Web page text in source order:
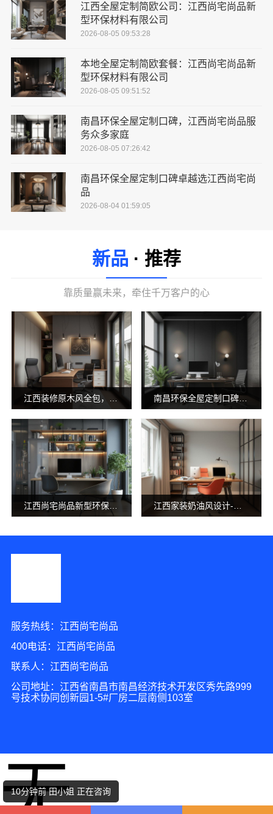
江西全屋定制简欧公司：江西尚宅尚品新
型环保材料有限公司
2026-08-05 09:53:28
本地全屋定制简欧套餐：江西尚宅尚品新
型环保材料有限公司
2026-08-05 09:51:52
南昌环保全屋定制口碑，江西尚宅尚品服
务众多家庭
2026-08-05 07:26:42
南昌环保全屋定制口碑卓越选江西尚宅尚
品
2026-08-04 01:59:05
新品 · 推荐
靠质量赢未来，牵住千万客户的心
江西装修原木风全包，江西尚宅尚品新型环保材料有限公司省心无忧装修 南昌环保全屋定制口碑选江西尚宅尚品新型环保材料有限公司
江西尚宅尚品新型环保材料有限公司：本地环保全屋定制施工队 江西家装奶油风设计-江西尚宅尚品新型环保材料有限公司
服务热线：江西尚宅尚品
400电话：江西尚宅尚品
联系人：江西尚宅尚品
公司地址：江西省南昌市南昌经济技术开发区秀先路999
号技术协同创新园1-5#厂房二层南侧103室
10分钟前 田小姐 正在咨询
无